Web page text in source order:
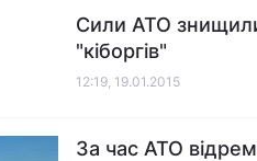
Сили АТО знищили
"кіборгів"
12:19, 19.01.2015
За час АТО